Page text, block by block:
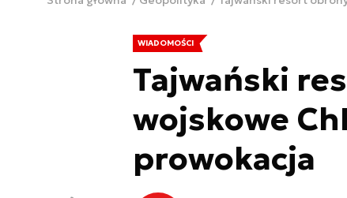
WIADOMOŚCI
Tajwański
wojskowe
prowokacja